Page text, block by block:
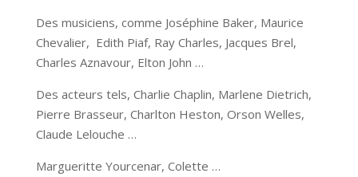
Des musiciens, comme Joséphine Baker, Maurice
Chevalier, Edith Piaf, Ray Charles, Jacques Brel,
Charles Aznavour, Elton John …
Des acteurs tels, Charlie Chaplin, Marlene Dietrich,
Pierre Brasseur, Charlton Heston, Orson Welles,
Claude Lelouche …
Margueritte Yourcenar, Colette …